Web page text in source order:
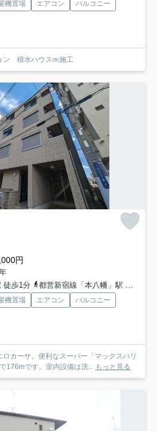
機置場 エアコン
バルコニー
ン 積水ハウス㈱施工
円
徒歩1分
都営新宿線「本八幡」駅 徒歩24分
機置場 エアコン
バルコニー
カーサ。便利なスーパー「マックスバリ
176mです。室内設備は洗... もっと見る